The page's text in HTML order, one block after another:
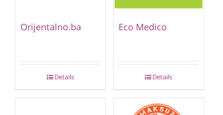
Orijentalno.ba
Details
Eco Medico
Details